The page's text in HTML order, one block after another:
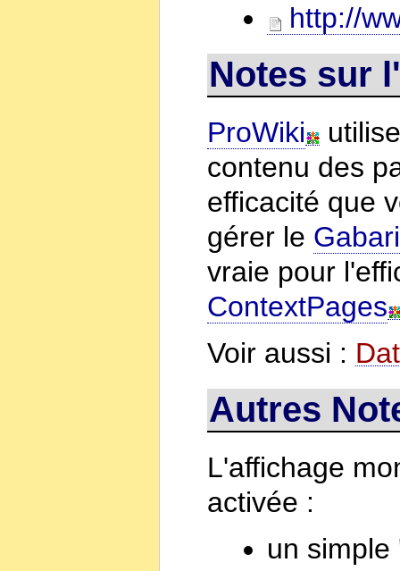
http://
Notes sur
ProWiki
contenu des
efficacité que
gérer le
vraie pour
ContextPages
Voir aussi :
Autres
L'affichage
activée :
un